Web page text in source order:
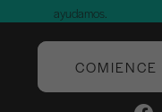
ayudamos.
COMIENCE